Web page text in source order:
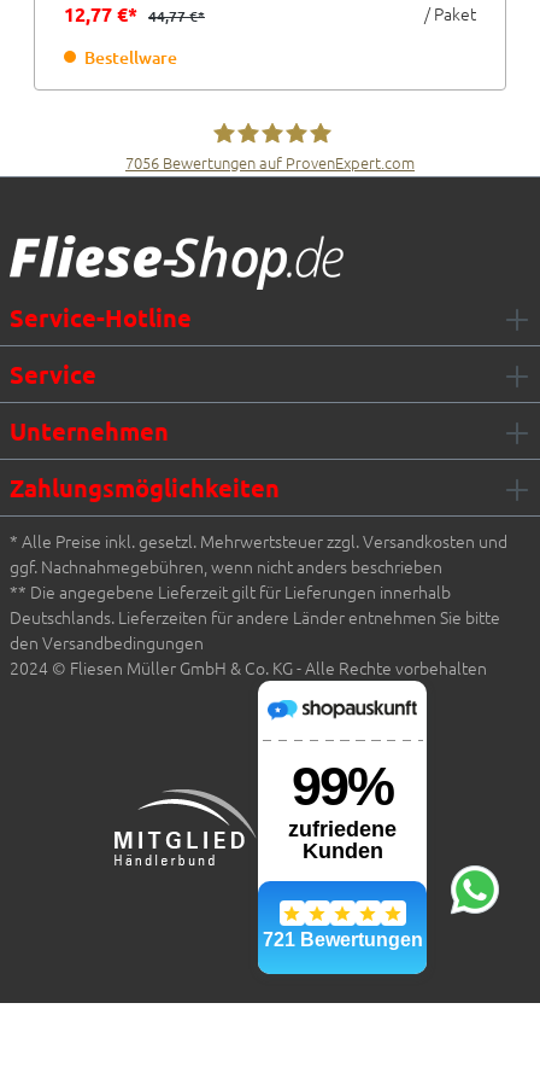
12,77 €* 44,77 €* / Paket
Bestellware
7056 Bewertungen auf ProvenExpert.com
Service-Hotline
Service
Unternehmen
Zahlungsmöglichkeiten
* Alle Preise inkl. gesetzl. Mehrwertsteuer zzgl. Versandkosten und
ggf. Nachnahmegebühren, wenn nicht anders beschrieben
** Die angegebene Lieferzeit gilt für Lieferungen innerhalb
Deutschlands. Lieferzeiten für andere Länder entnehmen Sie bitte
den Versandbedingungen
2024 © Fliesen Müller GmbH & Co. KG - Alle Rechte vorbehalten